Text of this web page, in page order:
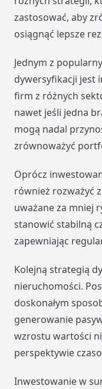
zastosować, aby
osiągnąć lepsze
Jednym z
dywersyfikacji jest
firm z różnych
nawet jeśli jedna
mogą nadal
zrównoważyć
Oprócz
również rozważyć
uważane za mniej
stanowić stabilną
zapewniając
Kolejną strategią
nieruchomości.
doskonałym
generowanie
wzrostu wartości
perspektywie
Inwestowanie w